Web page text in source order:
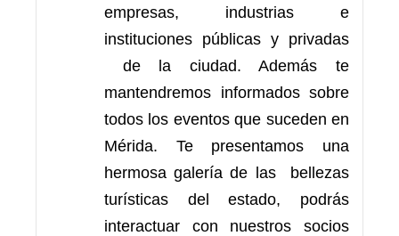
empresas, industrias e
instituciones públicas y privadas
de la ciudad. Además te
mantendremos informados sobre
todos los eventos que suceden en
Mérida. Te presentamos una
hermosa galería de las bellezas
turísticas del estado, podrás
interactuar con nuestros socios